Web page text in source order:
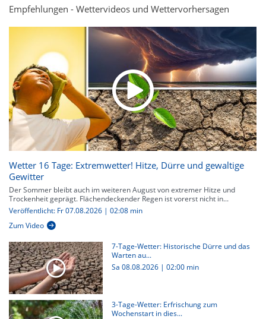
Empfehlungen - Wettervideos und Wettervorhersagen
Wetter 16 Tage: Extremwetter! Hitze, Dürre und gewaltige
Gewitter
Der Sommer bleibt auch im weiteren August von extremer Hitze und
Trockenheit geprägt. Flächendeckender Regen ist vorerst nicht in...
Veröffentlicht: Fr 07.08.2026 | 02:08 min
Zum Video
7-Tage-Wetter: Historische Dürre und das
Warten au...
Sa 08.08.2026 | 02:00 min
3-Tage-Wetter: Erfrischung zum
Wochenstart in dies...